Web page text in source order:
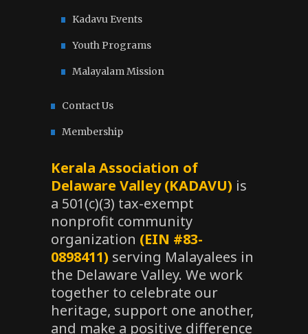
Kadavu Events
Youth Programs
Malayalam Mission
Contact Us
Membership
Kerala Association of
Delaware Valley (KADAVU) is
a 501(c)(3) tax-exempt
nonprofit community
organization (EIN #83-
0898411) serving Malayalees in
the Delaware Valley. We work
together to celebrate our
heritage, support one another,
and make a positive difference